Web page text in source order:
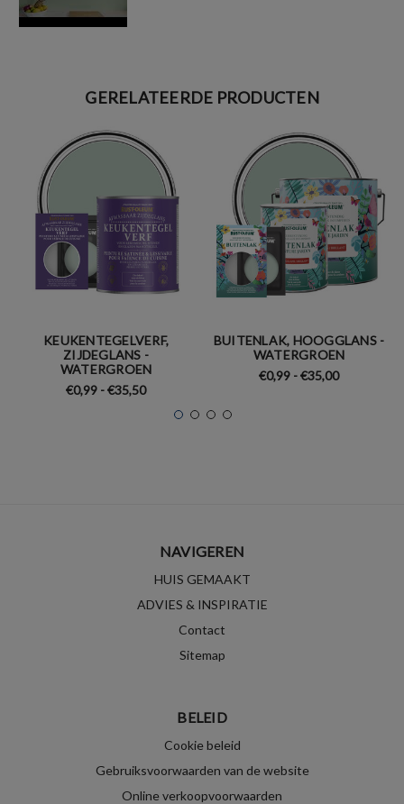
GERELATEERDE PRODUCTEN
KEUKENTEGELVERF,
ZIJDEGLANS -
WATERGROEN
€0,99 - €35,50
BUITENLAK, HOOGGLANS -
WATERGROEN
€0,99 - €35,00
NAVIGEREN
HUIS GEMAAKT
ADVIES & INSPIRATIE
Contact
Sitemap
BELEID
Cookie beleid
Gebruiksvoorwaarden van de website
Online verkoopvoorwaarden